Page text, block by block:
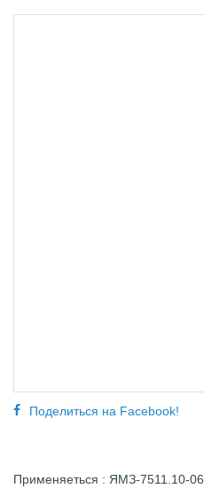
Поделиться на Facebook!
Применяеться : ЯМЗ-7511.10-